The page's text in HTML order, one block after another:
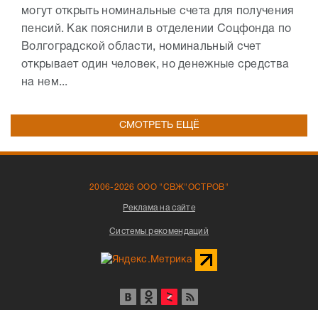
могут открыть номинальные счета для получения
пенсий. Как пояснили в отделении Соцфонда по
Волгоградской области, номинальный счет
открывает один человек, но денежные средства
на нем...
СМОТРЕТЬ ЕЩЁ
2006-2026 ООО "СВЖ"ОСТРОВ"
Реклама на сайте
Системы рекомендаций